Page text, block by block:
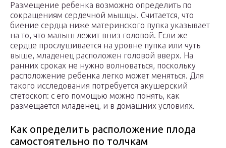
Размещение ребенка возможно определить по
сокращениям сердечной мышцы. Считается, что
биение сердца ниже материнского пупка указывает
на то, что малыш лежит вниз головой. Если же
сердце прослушивается на уровне пупка или чуть
выше, младенец расположен головой вверх. На
ранних сроках не нужно волноваться, поскольку
расположение ребенка легко может меняться. Для
такого исследования потребуется акушерский
стетоскоп: с его помощью можно понять, как
размещается младенец, и в домашних условиях.
Как определить расположение плода
самостоятельно по толчкам